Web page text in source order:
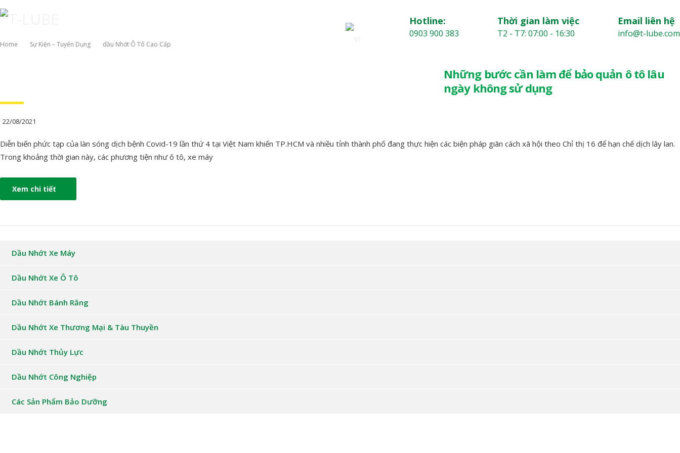
Email liên hệ
info@t-lube.com
Thời gian làm việc
T2 - T7: 07:00 - 16:30
Hotline:
0903 900 383
Home Sự Kiện – Tuyển Dụng Dầu Nhớt Ô Tô Cao Cấp
Những bước cần làm để bảo quản ô tô lâu
ngày không sử dụng
22/08/2021
Diễn biến phức tạp của làn sóng dịch bệnh Covid-19 lần thứ 4 tại Việt Nam khiến TP.HCM và nhiều tỉnh thành phố đang thực hiện các biện pháp giãn cách xã hội theo Chỉ thị 16 để hạn chế dịch lây lan.
Trong khoảng thời gian này, các phương tiện như ô tô, xe máy
Xem chi tiết
Dầu Nhớt Xe Máy
Dầu Nhớt Xe Ô Tô
Dầu Nhớt Bánh Răng
Dầu Nhớt Xe Thương Mại & Tàu Thuyền
Dầu Nhớt Thủy Lực
Dầu Nhớt Công Nghiệp
Các Sản Phẩm Bảo Dưỡng